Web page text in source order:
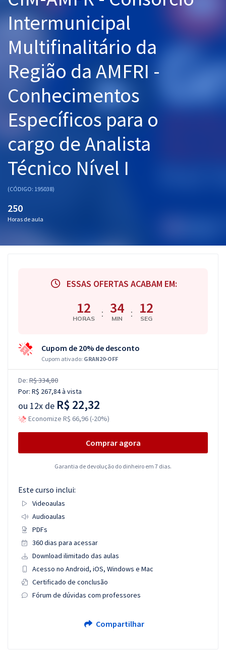
Graduação
Mentorias
Questões grátis
Conteúdo gratuito
Blog
Aprovados
Atendimento
Intermunicipal
Multifinalitário da
Região da AMFRI -
Conhecimentos
Específicos para o
cargo de Analista
Técnico Nível I
(CÓDIGO: 195038)
250
Horas de aula
ESSAS OFERTAS ACABAM EM:
12
HORAS : 34
MIN : 11
SEG
Cupom de 20% de desconto
Cupom ativado: GRAN20-OFF
De: R$ 334,80
Por: R$ 267,84à vista
ou 12x de R$ 22,32
Economize R$ 66,96 (-20%)
Comprar agora
Garantia de devolução do dinheiro em 7 dias.
Este curso inclui:
Videoaulas
Audioaulas
PDFs
360 dias para acessar
Download ilimitado das aulas
Acesso no Android, iOS, Windows e Mac
Certificado de conclusão
Fórum de dúvidas com professores
Compartilhar